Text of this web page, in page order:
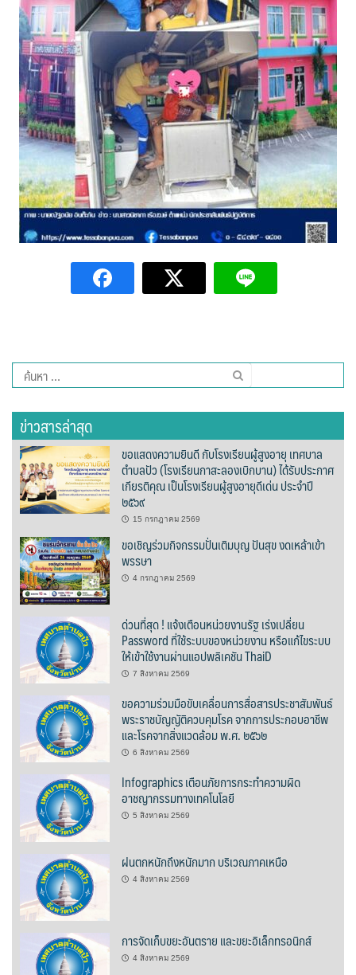
ข้อมูลพื้นฐานของศูนย์บริการนักท่องเที่ยว เทศบาลตำบลปัว
ขั้นตอนการขอรับบริการ
งบแสดงฐานะการคลัง
งบแสดงฐานะการเงิน เทศบาลตำบลปัว ประจำปีงบประมาณ 2561
ติดต่อหน่วยงาน
ที่พัก
Amante Baristro Hotel & Cafe’ @Pua
Go Hight ‘O Village
HOMU Villa
Montha Residence
Shanti – Retreat
ก๋างโต้งคอฟฟี่รีสอร์ท
ชมพูภูคารีสอร์ท
ต้นแหลงโฮมสเตย์
ตูบฮิมโต้งโฮมสเตย์
นครน่านอพาร์ทเม้น
นะลาวิวรีสอร์ท
นาต้นบัวโฮมสเตย์
น่านปัว รีสอร์ท
นาเหล่า เก๊าสลี โฮมสเตย์
นาไผ่ปัววิว
บวกบัววิวรีสอร์ท
บ้านกังหัน @ ปัวคอทเทจ
ค้นหา
สำหรับ:
ข่าวสารล่าสุด
ขอแสดงความยินดี กับโรงเรียนผู้สูงอายุ เทศบาล
ตำบลปัว (โรงเรียนกาสะลองเบิกบาน) ได้รับประกาศ
เกียรติคุณ เป็นโรงเรียนผู้สูงอายุดีเด่น ประจำปี
๒๕๖๙
15 กรกฎาคม 2569
ขอเชิญร่วมกิจกรรมปั่นเติมบุญ ปันสุข งดเหล้าเข้า
พรรษา
4 กรกฎาคม 2569
ด่วนที่สุด ! แจ้งเตือนหน่วยงานรัฐ เร่งเปลี่ยน
Password ที่ใช้ระบบของหน่วยงาน หรือแก้ไขระบบ
ให้เข้าใช้งานผ่านแอปพลิเคชัน ThaiD
7 สิงหาคม 2569
ขอความร่วมมือขับเคลื่อนการสื่อสารประชาสัมพันธ์
พระราชบัญญัติควบคุมโรค จากการประกอบอาชีพ
และโรคจากสิ่งแวดล้อม พ.ศ. ๒๕๖๒
6 สิงหาคม 2569
Infographics เตือนภัยการกระทำความผิด
อาชญากรรมทางเทคโนโลยี
5 สิงหาคม 2569
ฝนตกหนักถึงหนักมาก บริเวณภาคเหนือ
4 สิงหาคม 2569
การจัดเก็บขยะอันตราย และขยะอิเล็กทรอนิกส์
4 สิงหาคม 2569